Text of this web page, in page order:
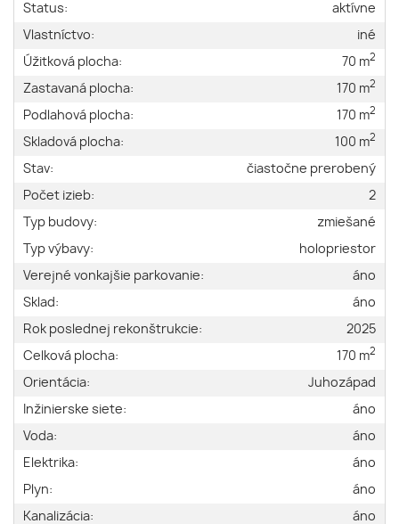
Status:
aktívne
Vlastníctvo:
iné
Úžitková plocha:
70 m2
Zastavaná plocha: 170 m2
Podlahová plocha: 170 m2
Skladová plocha: 100 m2
Stav:
čiastočne prerobený
Počet izieb:
2
Typ budovy:
zmiešané
Typ výbavy:
holopriestor
Verejné vonkajšie parkovanie:
áno
Sklad:
áno
Rok poslednej rekonštrukcie:
2025
Celková plocha:
170 m2
Orientácia:
Juhozápad
Inžinierske siete:
áno
Voda:
áno
Elektrika:
áno
Plyn:
áno
Kanalizácia:
áno